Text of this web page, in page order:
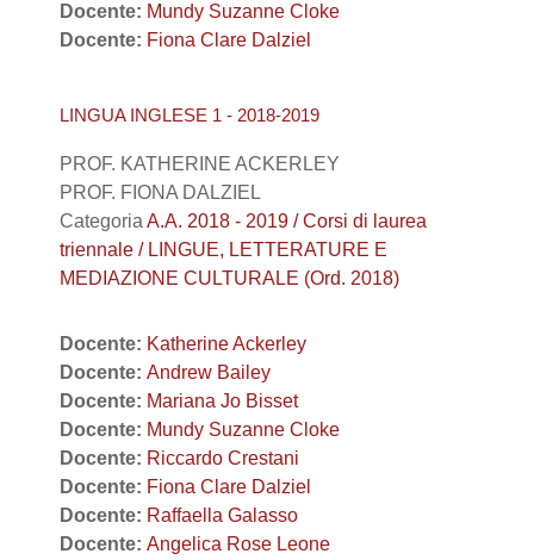
Docente: Mundy Suzanne Cloke
Docente: Fiona Clare Dalziel
LINGUA INGLESE 1 - 2018-2019
PROF. KATHERINE ACKERLEY
PROF. FIONA DALZIEL
Categoria A.A. 2018 - 2019 / Corsi di laurea
triennale / LINGUE, LETTERATURE E
MEDIAZIONE CULTURALE (Ord. 2018)
Docente: Katherine Ackerley
Docente: Andrew Bailey
Docente: Mariana Jo Bisset
Docente: Mundy Suzanne Cloke
Docente: Riccardo Crestani
Docente: Fiona Clare Dalziel
Docente: Raffaella Galasso
Docente: Angelica Rose Leone